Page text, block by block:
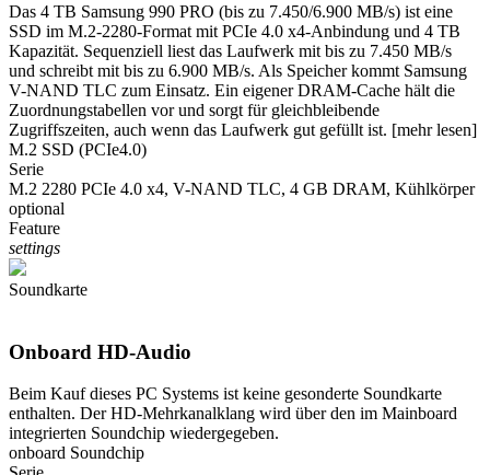
Das 4 TB Samsung 990 PRO (bis zu 7.450/6.900 MB/s) ist eine
SSD im M.2-2280-Format mit PCIe 4.0 x4-Anbindung und 4 TB
Kapazität. Sequenziell liest das Laufwerk mit bis zu 7.450 MB/s
und schreibt mit bis zu 6.900 MB/s. Als Speicher kommt Samsung
V-NAND TLC zum Einsatz. Ein eigener DRAM-Cache hält die
Zuordnungstabellen vor und sorgt für gleichbleibende
Zugriffszeiten, auch wenn das Laufwerk gut gefüllt ist. [mehr lesen]
M.2 SSD (PCIe4.0)
Serie
M.2 2280 PCIe 4.0 x4, V-NAND TLC, 4 GB DRAM, Kühlkörper
optional
Feature
settings
Soundkarte
Onboard HD-Audio
Beim Kauf dieses PC Systems ist keine gesonderte Soundkarte
enthalten. Der HD-Mehrkanalklang wird über den im Mainboard
integrierten Soundchip wiedergegeben.
onboard Soundchip